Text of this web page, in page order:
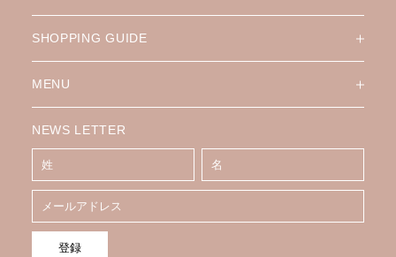
SHOPPING GUIDE
MENU
NEWS LETTER
登録